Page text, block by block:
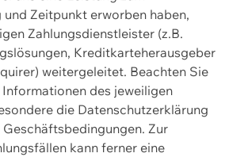
Zeitpunkt erworben haben,
Zahlungsdienstleister (z.B.
Kreditkarteherausgeber
weitergeleitet. Beachten Sie
des jeweiligen
die Datenschutzerklärung
Zur
kann ferner eine